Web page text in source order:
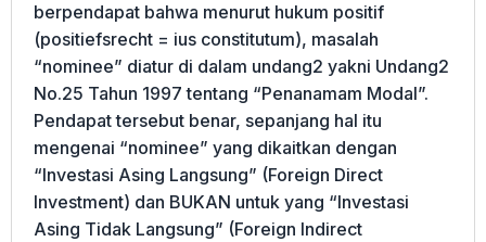
berpendapat bahwa menurut hukum positif
(positiefsrecht = ius constitutum), masalah
“nominee” diatur di dalam undang2 yakni Undang2
No.25 Tahun 1997 tentang “Penanamam Modal”.
Pendapat tersebut benar, sepanjang hal itu
mengenai “nominee” yang dikaitkan dengan
“Investasi Asing Langsung” (Foreign Direct
Investment) dan BUKAN untuk yang “Investasi
Asing Tidak Langsung” (Foreign Indirect